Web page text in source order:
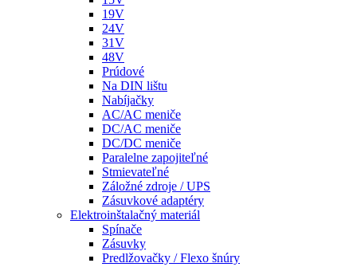
19V
24V
31V
48V
Prúdové
Na DIN lištu
Nabíjačky
AC/AC meniče
DC/AC meniče
DC/DC meniče
Paralelne zapojiteľné
Stmievateľné
Záložné zdroje / UPS
Zásuvkové adaptéry
Elektroinštalačný materiál
Spínače
Zásuvky
Predlžovačky / Flexo šnúry